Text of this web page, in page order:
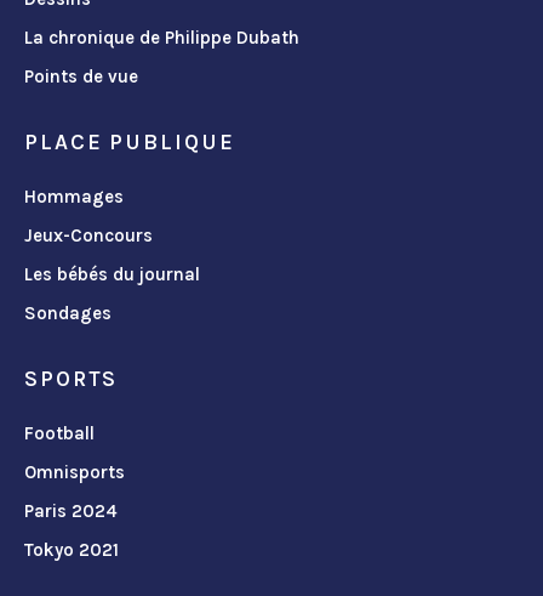
La chronique de Philippe Dubath
Points de vue
PLACE PUBLIQUE
Hommages
Jeux-Concours
Les bébés du journal
Sondages
SPORTS
Football
Omnisports
Paris 2024
Tokyo 2021